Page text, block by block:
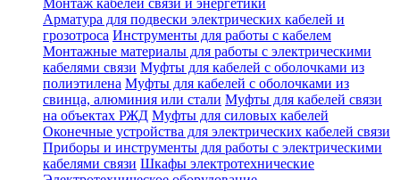
Арматура для подвески электрических кабелей и
грозотроса Инструменты для работы с кабелем
Монтажные материалы для работы с электрическими
кабелями связи Муфты для кабелей с оболочками из
полиэтилена Муфты для кабелей с оболочками из
свинца, алюминия или стали Муфты для кабелей связи
на объектах РЖД Муфты для силовых кабелей
Оконечные устройства для электрических кабелей связи
Приборы и инструменты для работы с электрическими
кабелями связи Шкафы электротехнические